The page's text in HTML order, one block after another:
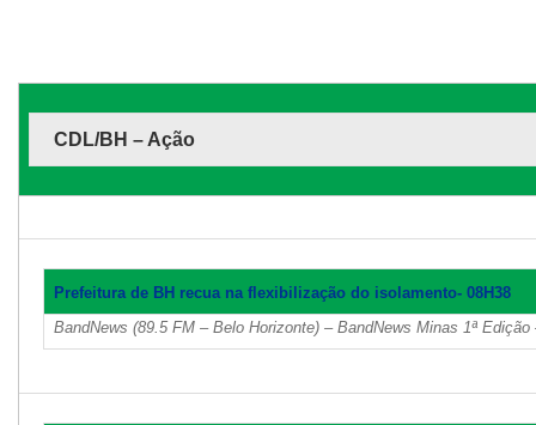
CDL/BH – Ação
Prefeitura de BH recua na flexibilização do isolamento- 08H38
BandNews (89.5 FM – Belo Horizonte) – BandNews Minas 1ª